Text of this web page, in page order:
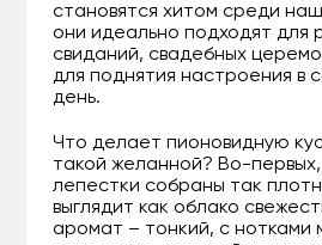
становятся хитом среди
они идеально подходят для
свиданий, свадебных
для поднятия настроения в
день.
Что делает пионовидную
такой желанной? Во-
лепестки собраны так
выглядит как облако
аромат – тонкий, с нотками